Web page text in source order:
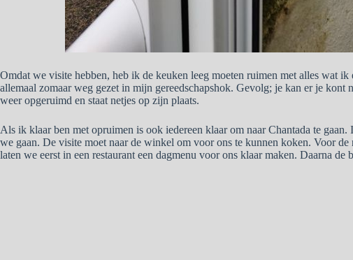
Omdat we visite hebben, heb ik de keuken leeg moeten ruimen met alles wat ik
allemaal zomaar weg gezet in mijn gereedschapshok. Gevolg; je kan er je kont
weer opgeruimd en staat netjes op zijn plaats.
Als ik klaar ben met opruimen is ook iedereen klaar om naar Chantada te
we gaan. De visite moet naar de winkel om voor ons te kunnen koken. Voor de
laten we eerst in een restaurant een dagmenu voor ons klaar maken. Daarna de